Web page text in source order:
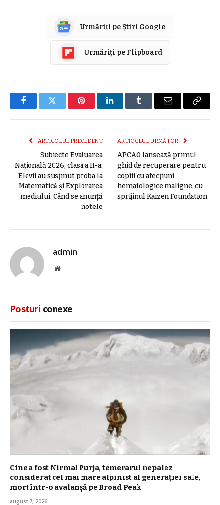
Urmăriți pe Știri Google
Urmăriți pe Flipboard
FacebookTwitter PinterestLinkedInTumblr E-
ARTICOLUL PRECEDENT
Subiecte Evaluarea
Națională 2026, clasa a II-a:
Elevii au susținut proba la
Matematică și Explorarea
mediului. Când se anunță
notele
ARTICOLUL URMĂTOR
APCAO lansează primul
ghid de recuperare pentru
copiii cu afecțiuni
hematologice maligne, cu
sprijinul Kaizen Foundation
admin
Site
Posturi conexe
Cine a fost Nirmal Purja, temerarul nepalez
considerat cel mai mare alpinist al generației sale,
mort într-o avalanșă pe Broad Peak
august 7, 2026